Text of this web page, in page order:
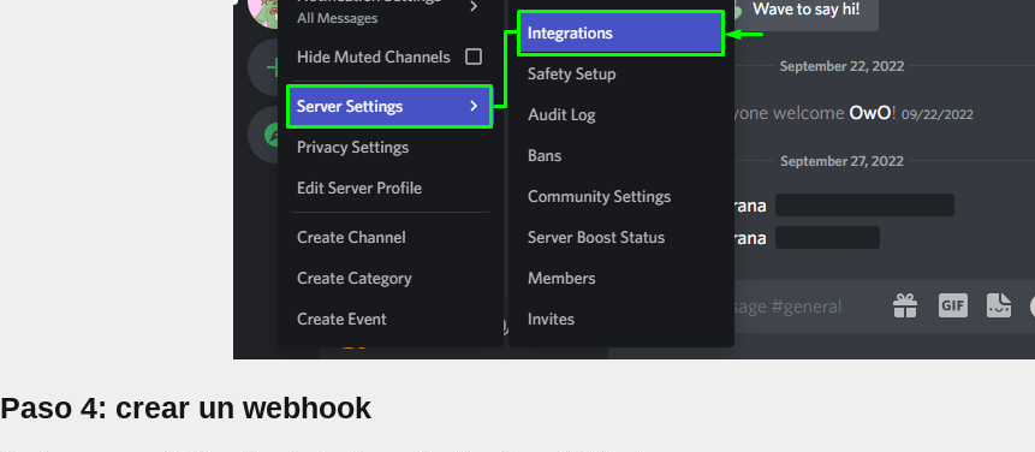
Paso 4: crear un webhook